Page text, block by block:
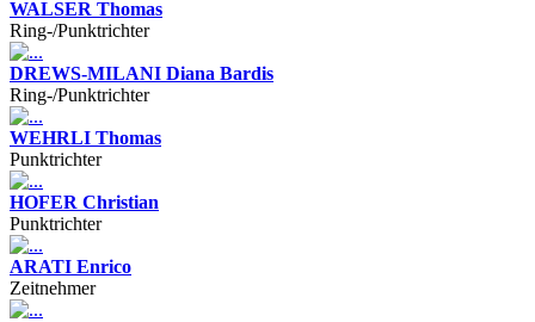
WALSER Thomas
Ring-/Punktrichter
DREWS-MILANI Diana Bardis
Ring-/Punktrichter
WEHRLI Thomas
Punktrichter
HOFER Christian
Punktrichter
ARATI Enrico
Zeitnehmer